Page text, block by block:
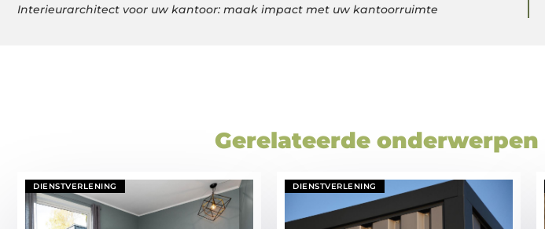
Interieurarchitect voor uw kantoor: maak impact met uw kantoorruimte
Gerelateerde onderwerpen
DIENSTVERLENING DIENSTVERLENING